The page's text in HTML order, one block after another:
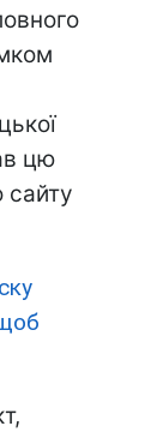
цю
сайту